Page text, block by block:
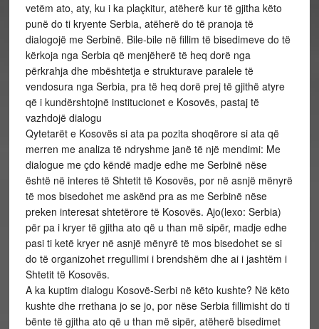
vetëm ato, aty, ku i ka plaçkitur, atëherë kur të gjitha këto
punë do ti kryente Serbia, atëherë do të pranoja të
dialogojë me Serbinë. Bile-bile në fillim të bisedimeve do të
kërkoja nga Serbia që menjëherë të heq dorë nga
përkrahja dhe mbështetja e strukturave paralele të
vendosura nga Serbia, pra të heq dorë prej të gjithë atyre
që i kundërshtojnë institucionet e Kosovës, pastaj të
vazhdojë dialogu
Qytetarët e Kosovës si ata pa pozita shoqërore si ata që
merren me analiza të ndryshme janë të një mendimi: Me
dialogue me çdo këndë madje edhe me Serbinë nëse
është në interes të Shtetit të Kosovës, por në asnjë mënyrë
të mos bisedohet me askënd pra as me Serbinë nëse
preken interesat shtetërore të Kosovës. Ajo(lexo: Serbia)
për pa i kryer të gjitha ato që u than më sipër, madje edhe
pasi ti ketë kryer në asnjë mënyrë të mos bisedohet se si
do të organizohet rregullimi i brendshëm dhe ai i jashtëm i
Shtetit të Kosovës.
A ka kuptim dialogu Kosovë-Serbi në këto kushte? Në këto
kushte dhe rrethana jo se jo, por nëse Serbia fillimisht do ti
bënte të gjitha ato që u than më sipër, atëherë bisedimet